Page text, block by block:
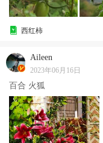
西红柿
Aileen
2023年06月16日
百合 火狐